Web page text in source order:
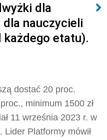
dla
nauczycieli
każdego etatu).
dostać 20 proc.
minimum 1500 zł
11 września 2023 r. w
Lider Platformy mówił